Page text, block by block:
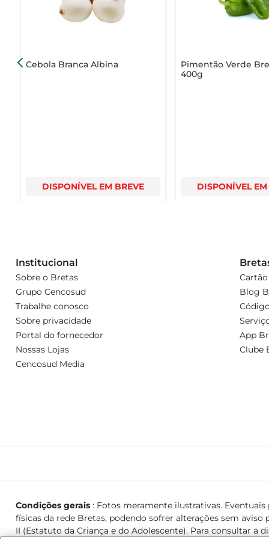
Cebola Branca Albina
DISPONÍVEL EM BREVE
Pimentão Verde
400g
DISPONÍVEL EM
Institucional
Sobre o Bretas
Grupo Cencosud
Trabalhe conosco
Sobre privacidade
Portal do fornecedor
Nossas Lojas
Cencosud Media
Blog
App
Clube
Condições gerais: Fotos meramente ilustrativas. Eventuais
físicas da rede Bretas, podendo sofrer alterações sem aviso
II (Estatuto da Criança e do Adolescente). Para consultar a